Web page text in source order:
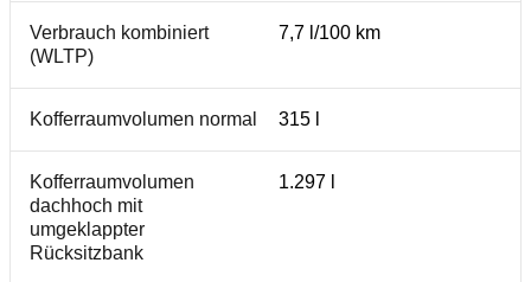
Verbrauch kombiniert
(WLTP)
7,7 l/100 km
Kofferraumvolumen normal 315 l
Kofferraumvolumen
dachhoch mit
umgeklappter
Rücksitzbank
1.297 l